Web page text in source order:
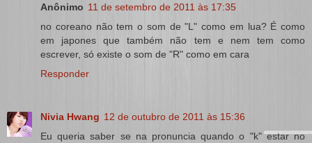
Anônimo 11 de setembro de 2011 às 17:35
no coreano não tem o som de "L" como em lua? É como
em japones que também não tem e nem tem como
escrever, só existe o som de "R" como em cara
Responder
Nivia Hwang 12 de outubro de 2011 às 15:36
Eu queria saber se na pronuncia quando o "k" estar no